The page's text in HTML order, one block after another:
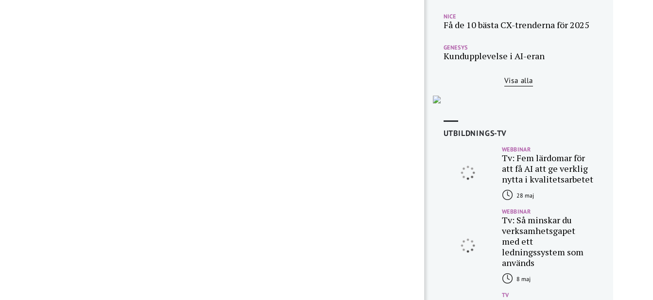
NICE
Få de 10 bästa CX-trenderna för 2025
GENESYS
Kundupplevelse i AI-eran
Visa alla
UTBILDNINGS-TV
WEBBINAR
Tv: Fem lärdomar för
att få AI att ge verklig
nytta i kvalitetsarbetet
28 maj
WEBBINAR
Tv: Så minskar du
verksamhetsgapet
med ett
ledningssystem som
används
8 maj
TV